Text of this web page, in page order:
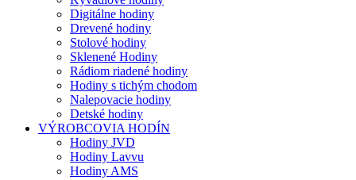
Digitálne hodiny
Drevené hodiny
Stolové hodiny
Sklenené Hodiny
Rádiom riadené hodiny
Hodiny s tichým chodom
Nalepovacie hodiny
Detské hodiny
VÝROBCOVIA HODÍN
Hodiny JVD
Hodiny Lavvu
Hodiny AMS